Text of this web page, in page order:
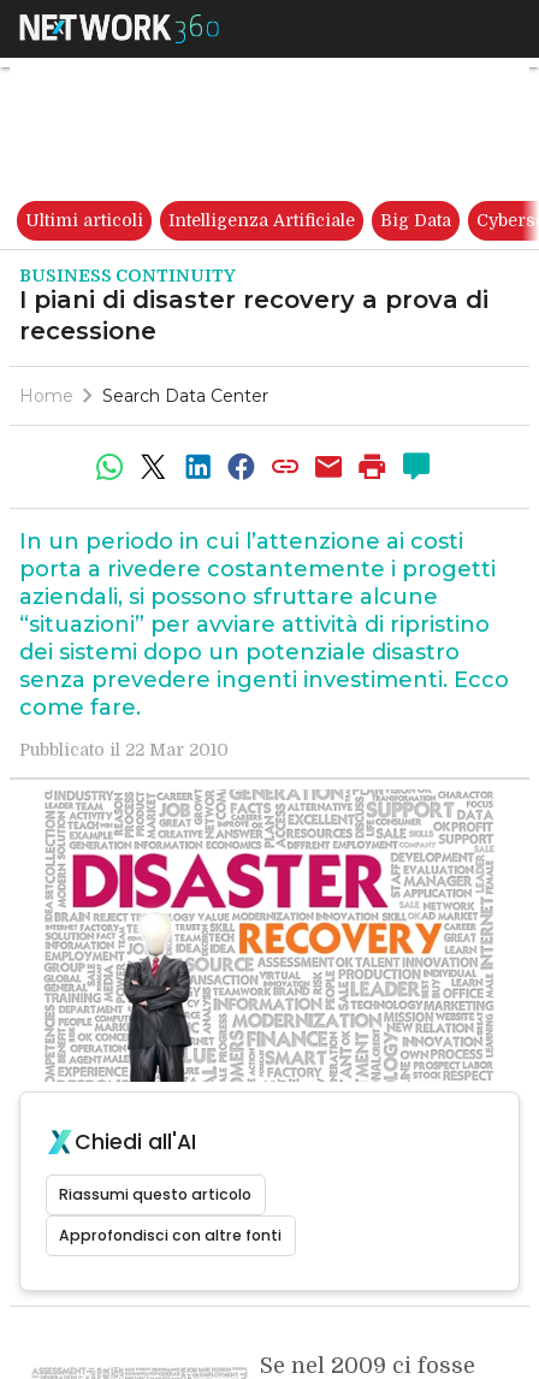
I piani di disaster recovery a
Ultimi articoli Intelligenza Artificiale Big Data
BUSINESS CONTINUITY
I piani di disaster recovery a prova di
recessione
Home Search Data Center
In un periodo in cui l’attenzione ai costi
porta a rivedere costantemente i progetti
aziendali, si possono sfruttare alcune
“situazioni” per avviare attività di ripristino
dei sistemi dopo un potenziale disastro
senza prevedere ingenti investimenti. Ecco
come fare.
Pubblicato il 22 Mar 2010
Chiedi all'AI
Riassumi questo articolo
Approfondisci con altre fonti
Se nel 2009 ci fosse